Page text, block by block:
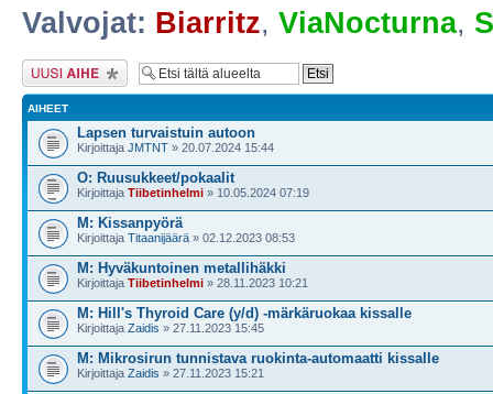
Valvojat: Biarritz, ViaNocturna,
Lähetä uusi viesti
AIHEET
Lapsen turvaistuin autoon
Kirjoittaja JMTNT » 20.07.2024 15:44
O: Ruusukkeet/pokaalit
Kirjoittaja Tiibetinhelmi » 10.05.2024 07:19
M: Kissanpyörä
Kirjoittaja Titaanijäärä » 02.12.2023 08:53
M: Hyväkuntoinen metallihäkki
Kirjoittaja Tiibetinhelmi » 28.11.2023 10:21
M: Hill's Thyroid Care (y/d) -märkäruokaa kissalle
Kirjoittaja Zaidis » 27.11.2023 15:45
M: Mikrosirun tunnistava ruokinta-automaatti kissalle
Kirjoittaja Zaidis » 27.11.2023 15:21